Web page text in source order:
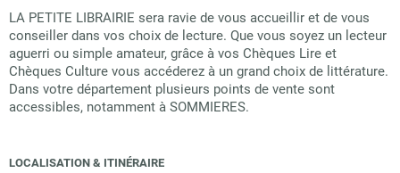
LA PETITE LIBRAIRIE sera ravie de vous accueillir et de vous
conseiller dans vos choix de lecture. Que vous soyez un lecteur
aguerri ou simple amateur, grâce à vos Chèques Lire et
Chèques Culture vous accéderez à un grand choix de littérature.
Dans votre département plusieurs points de vente sont
accessibles, notamment à SOMMIERES.
LOCALISATION & ITINÉRAIRE